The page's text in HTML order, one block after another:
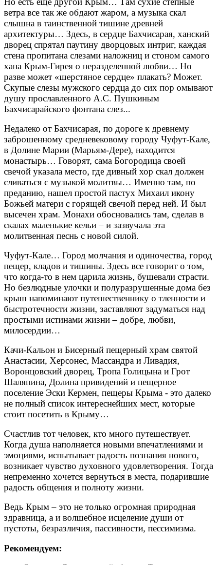
ветра все так же обдают жаром, а музыка скал
слышна в таинственной тишине древней
архитектуры… Здесь, в сердце Бахчисарая, ханский
дворец спрятал паутину дворцовых интриг, каждая
стена пропитана слезами наложниц и стоном самого
хана Крым-Гирея о неразделенной любви… Но
разве может «шерстяное сердце» плакать? Может.
Скупые слезы мужского сердца до сих пор омывают
душу прославленного А.С. Пушкиным
Бахчисарайского фонтана слез...
Недалеко от Бахчисарая, по дороге к древнему
заброшенному средневековому городу Чуфут-Кале,
в Долине Марии (Марьям-Дере), находится
монастырь… Говорят, сама Богородица своей
свечой указала место, где дивный хор скал должен
сливаться с музыкой молитвы… Именно там, по
преданию, нашел простой пастух Михаил икону
Божьей матери с горящей свечой перед ней. И был
высечен храм. Монахи обосновались там, сделав в
скалах маленькие кельи – и зазвучала эта
молитвенная песнь с новой силой.
Чуфут-Кале… Город молчания и одиночества, город
пещер, кладов и тишины. Здесь все говорит о том,
что когда-то в нем царила жизнь, бушевали страсти.
Но безлюдные улочки и полуразрушенные дома без
крыш напоминают путешественнику о тленности и
быстротечности жизни, заставляют задуматься над
простыми истинами жизни – добре, любви,
милосердии…
Качи-Кальон и Бисерный пещерный храм святой
Анастасии, Херсонес, Массандра и Ливадия,
Воронцовский дворец, Тропа Голицына и Грот
Шаляпина, Долина привидений и пещерное
поселение Эски Кермен, пещеры Крыма - это далеко
не полный список интереснейших мест, которые
стоит посетить в Крыму…
Счастлив тот человек, кто много путешествует.
Когда душа наполняется новыми впечатлениями и
эмоциями, испытывает радость познания нового,
возникает чувство духовного удовлетворения. Тогда
непременно хочется вернуться в места, подарившие
радость общения и полноту жизни.
Ведь Крым – это не только огромная природная
здравница, а и волшебное исцеление души от
пустоты, безразличия, пассивности, пессимизма.
Рекомендуем: